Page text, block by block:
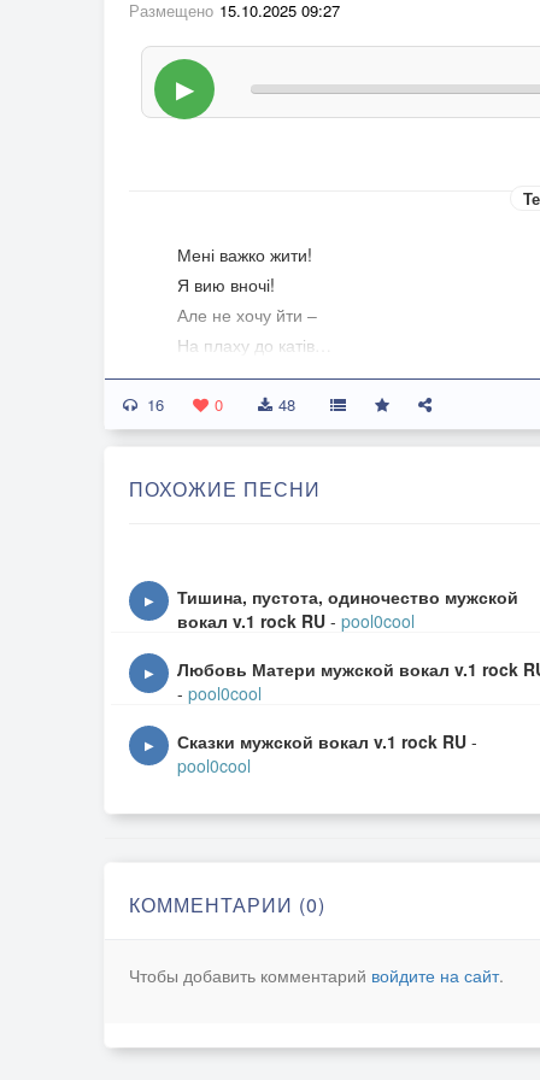
Размещено 15.10.2025 09:27
▶
Мені важко жити!
Я вию вночі!
Але не хочу йти –
На плаху до катів…
І від безвихідності цієї –
Хочу бігти! Але не біжу…
Я лише повіситися можу…
Звідки її взяти?
Залишилося лише одне –
Я зухвалим нервовим став!
Мені пияцтво набридло!
Залишилося до озера піти.
А щоб не бачити їх зовсім -
16 0 48
ПОХОЖИЕ ПЕСНИ
▶
Тишина, пустота, одиночество мужской
вокал v.1 rock RU - pool0cool
▶
Любовь Матери мужской вокал v.1 rock
- pool0cool
▶ Сказки мужской вокал v.1 rock RU -
pool0cool
КОММЕНТАРИИ (0)
Чтобы добавить комментарий войдите на сайт.